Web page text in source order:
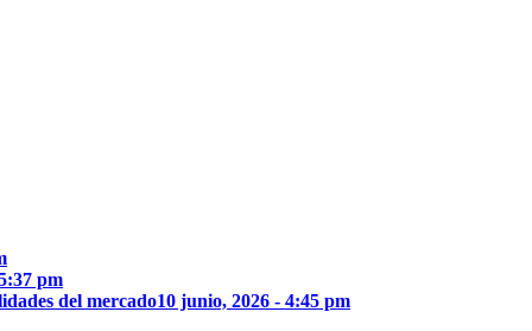
pm
del mercado10 junio, 2026 - 4:45 pm